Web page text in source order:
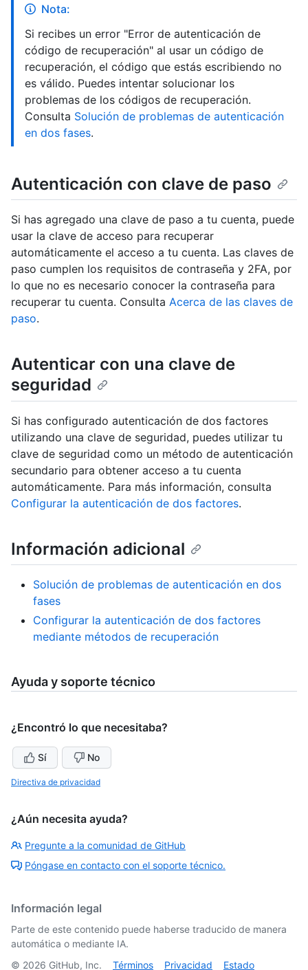
Nota:
Si recibes un error "Error de autenticación de
código de recuperación" al usar un código de
recuperación, el código que estás escribiendo no
es válido. Puedes intentar solucionar los
problemas de los códigos de recuperación.
Consulta Solución de problemas de autenticación
en dos fases.
Autenticación con clave de paso
Si has agregado una clave de paso a tu cuenta, puede
usar la clave de acceso para recuperar
automáticamente el acceso a tu cuenta. Las claves de
paso cumplen los requisitos de contraseña y 2FA, por
lo que no es necesario conocer la contraseña para
recuperar tu cuenta. Consulta Acerca de las claves de
paso.
Autenticar con una clave de
seguridad
Si has configurado autenticación de dos factores
utilizando una clave de seguridad, puedes utilizar tu
clave de seguridad como un método de autenticación
secundario para obtener acceso a tu cuenta
automáticamente. Para más información, consulta
Configurar la autenticación de dos factores.
Información adicional
Solución de problemas de autenticación en dos
fases
Configurar la autenticación de dos factores
mediante métodos de recuperación
Ayuda y soporte técnico
¿Encontró lo que necesitaba?
Sí No
Directiva de privacidad
¿Aún necesita ayuda?
Pregunte a la comunidad de GitHub
Póngase en contacto con el soporte técnico.
Información legal
Parte de este contenido puede haberse traducido de manera
automática o mediante IA.
© 2026 GitHub, Inc. Términos Privacidad Estado